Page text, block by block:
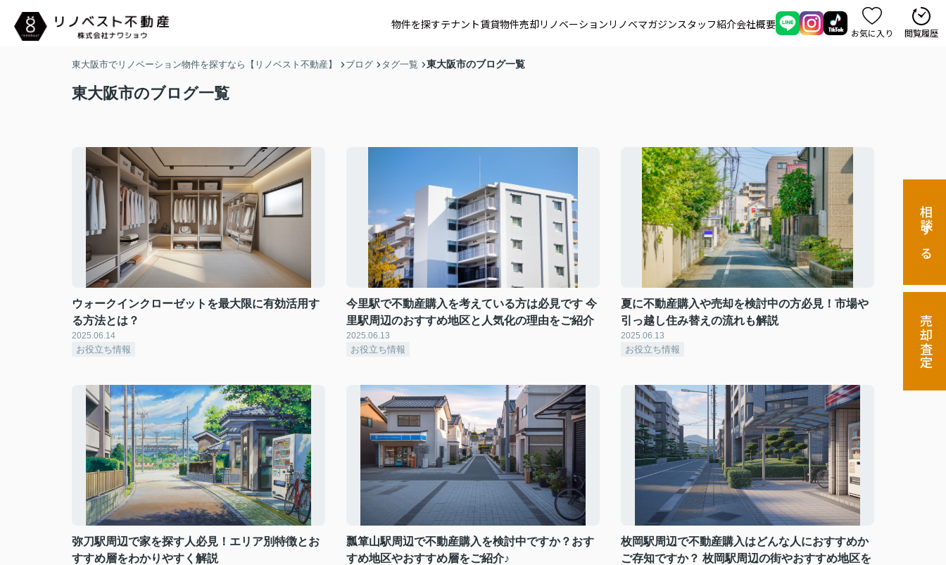
物件を探すテナント賃貸物件売却リノベーション リノベマガジンスタッフ紹介会社概要
お気に入り 閲覧履歴
相談する
売却査定
東大阪市でリノベーション物件を探すなら【リノベスト不動産】 ブログ タグ一覧 東大阪市のブログ一覧
東大阪市のブログ一覧
ウォークインクローゼットを最大限に有効活用す
る方法とは？
2025.06.14
お役立ち情報
今里駅で不動産購入を考えている方は必見です 今
里駅周辺のおすすめ地区と人気化の理由をご紹介
2025.06.13
お役立ち情報
夏に不動産購入や売却を検討中の方必見！市場や
引っ越し住み替えの流れも解説
2025.06.13
お役立ち情報
弥刀駅周辺で家を探す人必見！エリア別特徴とお
すすめ層をわかりやすく解説
瓢箪山駅周辺で不動産購入を検討中ですか？おす
すめ地区やおすすめ層をご紹介♪
枚岡駅周辺で不動産購入はどんな人におすすめか
ご存知ですか？ 枚岡駅周辺の街やおすすめ地区を